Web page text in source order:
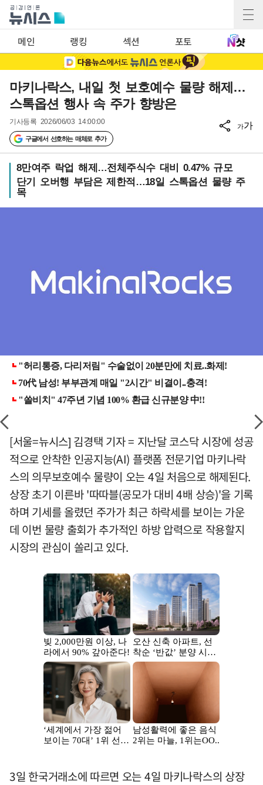
메인 랭킹 섹션 포토
마키나락스, 내일 첫 보호예수 물량 해제…
스톡옵션 행사 속 주가 향방은
기사등록 2026/06/03 14:00:00
구글에서 선호하는 매체로 추가
가가
8만여주 락업 해제…전체주식수 대비 0.47% 규모
단기 오버행 부담은 제한적…18일 스톡옵션 물량 주
목
[서울=뉴시스] 김경택 기자 = 지난달 코스닥 시장에 성공
적으로 안착한 인공지능(AI) 플랫폼 전문기업 마키나락
스의 의무보호예수 물량이 오는 4일 처음으로 해제된다.
상장 초기 이른바 '따따블(공모가 대비 4배 상승)'을 기록
하며 기세를 올렸던 주가가 최근 하락세를 보이는 가운
데 이번 물량 출회가 추가적인 하방 압력으로 작용할지
시장의 관심이 쏠리고 있다.
3일 한국거래소에 따르면 오는 4일 마키나락스의 상장